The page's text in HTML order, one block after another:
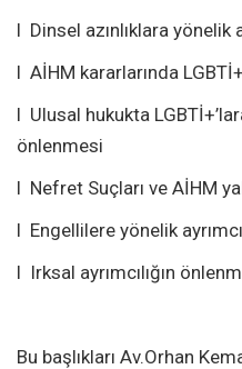
l Dinsel azınlıklara yönelik
l AİHM kararlarında
l Ulusal hukukta
önlenmesi
l Nefret Suçları ve AİHM
l Engellilere yönelik
l Irksal ayrımcılığın
Bu başlıkları Av.Orhan